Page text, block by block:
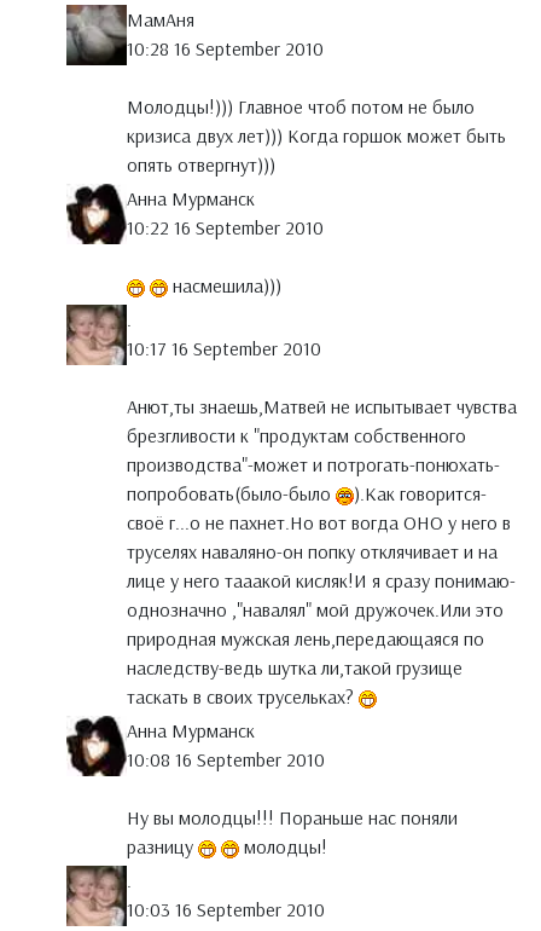
МамАня
10:28 16 September 2010
Молодцы!))) Главное чтоб потом не было
кризиса двух лет))) Когда горшок может быть
опять отвергнут)))
Анна Мурманск
10:22 16 September 2010
насмешила)))
.
10:17 16 September 2010
Анют,ты знаешь,Матвей не испытывает чувства
брезгливости к "продуктам собственного
производства"-может и потрогать-понюхать-
попробовать(было-было
).Как говорится-
своё г...о не пахнет.Но вот вогда ОНО у него в
труселях наваляно-он попку отклячивает и на
лице у него тааакой кисляк!И я сразу понимаю-
однозначно ,"навалял" мой дружочек.Или это
природная мужская лень,передающаяся по
наследству-ведь шутка ли,такой грузище
таскать в своих трусельках?
Анна Мурманск
10:08 16 September 2010
Ну вы молодцы!!! Пораньше нас поняли
разницу
молодцы!
.
10:03 16 September 2010